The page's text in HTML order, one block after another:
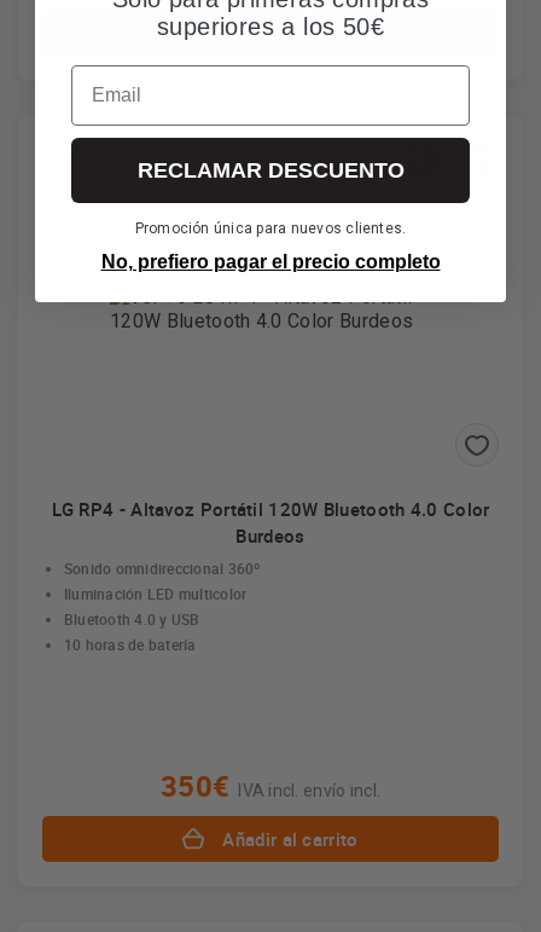
Añadir al carrito
LG RP4 - Altavoz Portátil 120W Bluetooth 4.0 Color
Burdeos
Sonido omnidireccional 360º
Iluminación LED multicolor
Bluetooth 4.0 y USB
10 horas de batería
350€ IVA incl. envío incl.
Añadir al carrito
superiores a los 50€
Email
RECLAMAR DESCUENTO
Promoción única para nuevos clientes.
No, prefiero pagar el precio completo